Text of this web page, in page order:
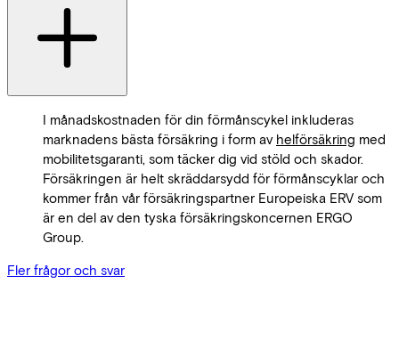
I månadskostnaden för din förmånscykel inkluderas
marknadens bästa försäkring i form av helförsäkring med
mobilitetsgaranti, som täcker dig vid stöld och skador.
Försäkringen är helt skräddarsydd för förmånscyklar och
kommer från vår försäkringspartner Europeiska ERV som
är en del av den tyska försäkringskoncernen ERGO
Group.
Fler frågor och svar